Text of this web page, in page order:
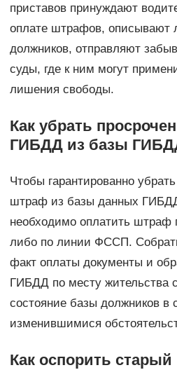
приставов принуждают
оплате штрафов, описывают
должников, отправляют
суды, где к ним могут
лишения свободы.
Как убрать
ГИБДД из базы
Чтобы гарантированно
штраф из базы данных
необходимо оплатить штраф
либо по линии ФССП.
факт оплаты документы и
ГИБДД по месту жительства
состояние базы должников в
изменившимися
Как оспорить